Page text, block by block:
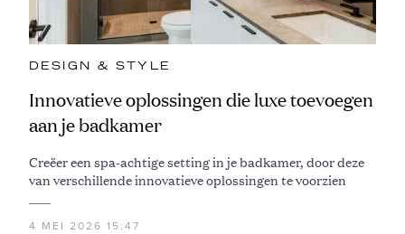
DESIGN & STYLE
Innovatieve oplossingen die luxe toevoegen
aan je badkamer
Creëer een spa-achtige setting in je badkamer, door deze
van verschillende innovatieve oplossingen te voorzien
4 MEI 2026 15:47